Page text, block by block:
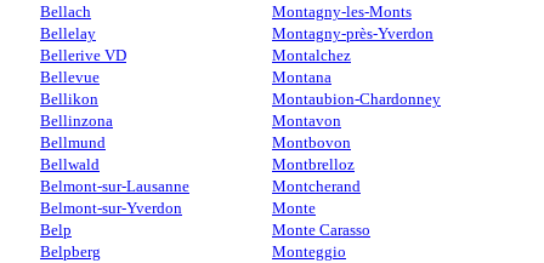
Bellach
Bellelay
Bellerive VD
Bellevue
Bellikon
Bellinzona
Bellmund
Bellwald
Belmont-sur-Lausanne
Belmont-sur-Yverdon
Belp
Belpberg
Montagny-les-Monts
Montagny-près-Yverdon
Montalchez
Montana
Montaubion-Chardonney
Montavon
Montbovon
Montbrelloz
Montcherand
Monte
Monte Carasso
Monteggio